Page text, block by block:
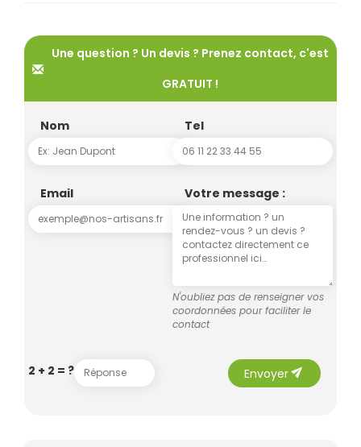
Une question ? Un devis ? Prenez contact, c'est
GRATUIT !
Nom Tel
Email Votre message :
N'oubliez pas de renseigner vos
coordonnées pour faciliter le
contact
2 + 2 = ? Envoyersend